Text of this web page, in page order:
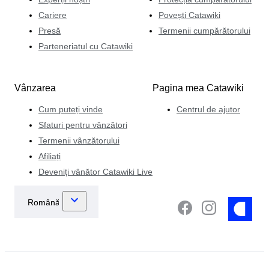
Cariere
Presă
Parteneriatul cu Catawiki
Povești Catawiki
Termenii cumpărătorului
Vânzarea
Cum puteți vinde
Sfaturi pentru vânzători
Termenii vânzătorului
Afiliați
Deveniți vânător Catawiki Live
Pagina mea Catawiki
Centrul de ajutor